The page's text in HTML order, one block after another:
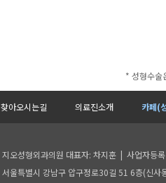
* 성형수술
찾아오시는길 의료진소개 카페(
지오성형외과의원 대표자: 차지훈 | 사업자등
서울특별시 강남구 압구정로30길 51 6층(